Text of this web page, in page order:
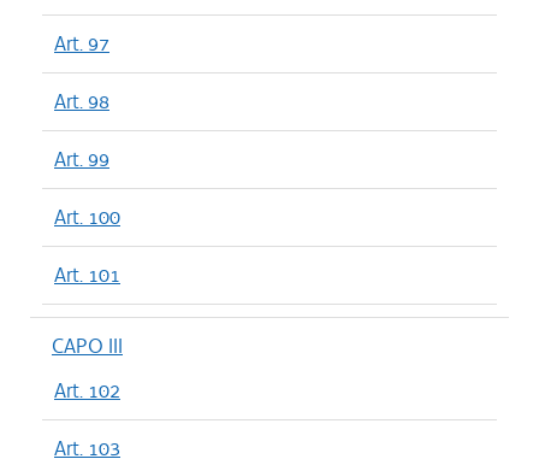
Art. 97
Art. 98
Art. 99
Art. 100
Art. 101
CAPO III
Art. 102
Art. 103